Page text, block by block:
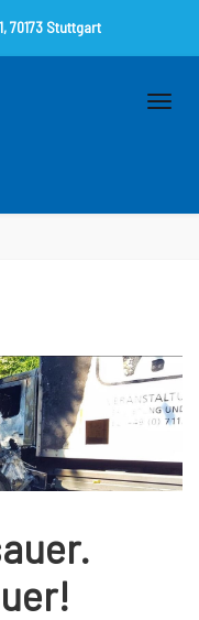
70173 Stuttgart